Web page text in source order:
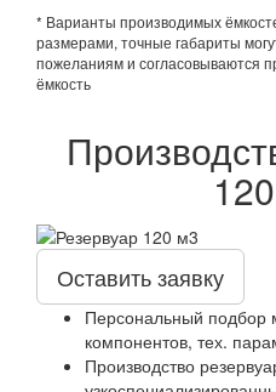
* Варианты производимых
размерами, точные габариты
пожеланиям и согласовываются
ёмкость
Оставить заявку
Персональный подбор
компонентов, тех.
Производство